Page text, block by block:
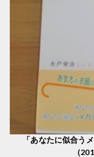
「あなたに似合う
（